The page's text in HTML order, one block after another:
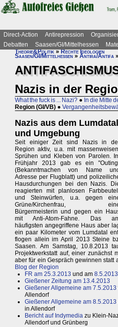
Direct-Action Antirepression
Debatten
Saasen/GI/Mittelhessen
Theorie&Politik»Rechte Ideologien
Saasen/GI/Mittelhessen » Antira/Antifa »
Nazis in der
What the fuck is ... Nazi? ● In die Mitte
Region (GI/VB) ●
Nazis aus dem Lumdatal
und Umgebung
Seit einiger Zeit sind Nazis in
Region aktiv, u.a. mit
Sprühen und Kleben von Parolen.
Frühjahr 2013 gab es ein
(Bekanntmachen von Name
Adresse per Flugblatt) und
Hausdurchungen bei den Nazis.
reagierten mit planlosen
und Steinwürfen, u.a. gegen
Grüne/Kirchenfrau,
Bürgermeisterin und gegen ein
mit Anti-Atom-Fahne. Das
häufigsten angegriffene Haus aber
ein paar Kilometer vom Lumdatal
flogen allein im April 2013 Steine
Saasen. Am Samstag, 10.8.2013
Projektwerkstatt auf, einer zunächst
aber für ein Gespräch gewinnen statt
Blog der Region
FR am 25.3.2013 und am 8.5.2013
Gießener Zeitung am 13.4.2013
Gießener Allgemeine am 7.5.2013
Allendorf
Gießener Allgemeine am 8.5.2013
in Allendorf
Bericht auf Indymedia zu Klein-
Allendorf und Grünberg